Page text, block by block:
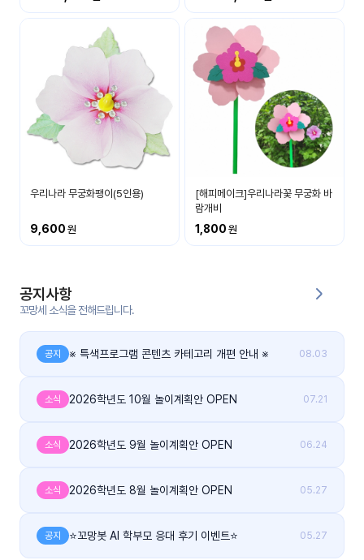
공지
사항
이벤
트
들의
후기
게시
그
우리나라 무궁화팽이(5인용)
9,600
[해피메이크]우리나라꽃 무궁화 바
람개비
1,800
공지사항
꼬망세 소식을 전해드립니다.
공지 ※ 특색프로그램 콘텐츠 카테고리 개편 안내 ※ 08.03
소식 2026학년도 10월 놀이계획안 OPEN 07.21
소식 2026학년도 9월 놀이계획안 OPEN 06.24
소식 2026학년도 8월 놀이계획안 OPEN 05.27
공지 ⭐꼬망봇 AI 학부모 응대 후기 이벤트⭐ 05.27